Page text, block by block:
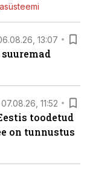
13:07
07.08.26, 11:52
toodetud
on tunnustus